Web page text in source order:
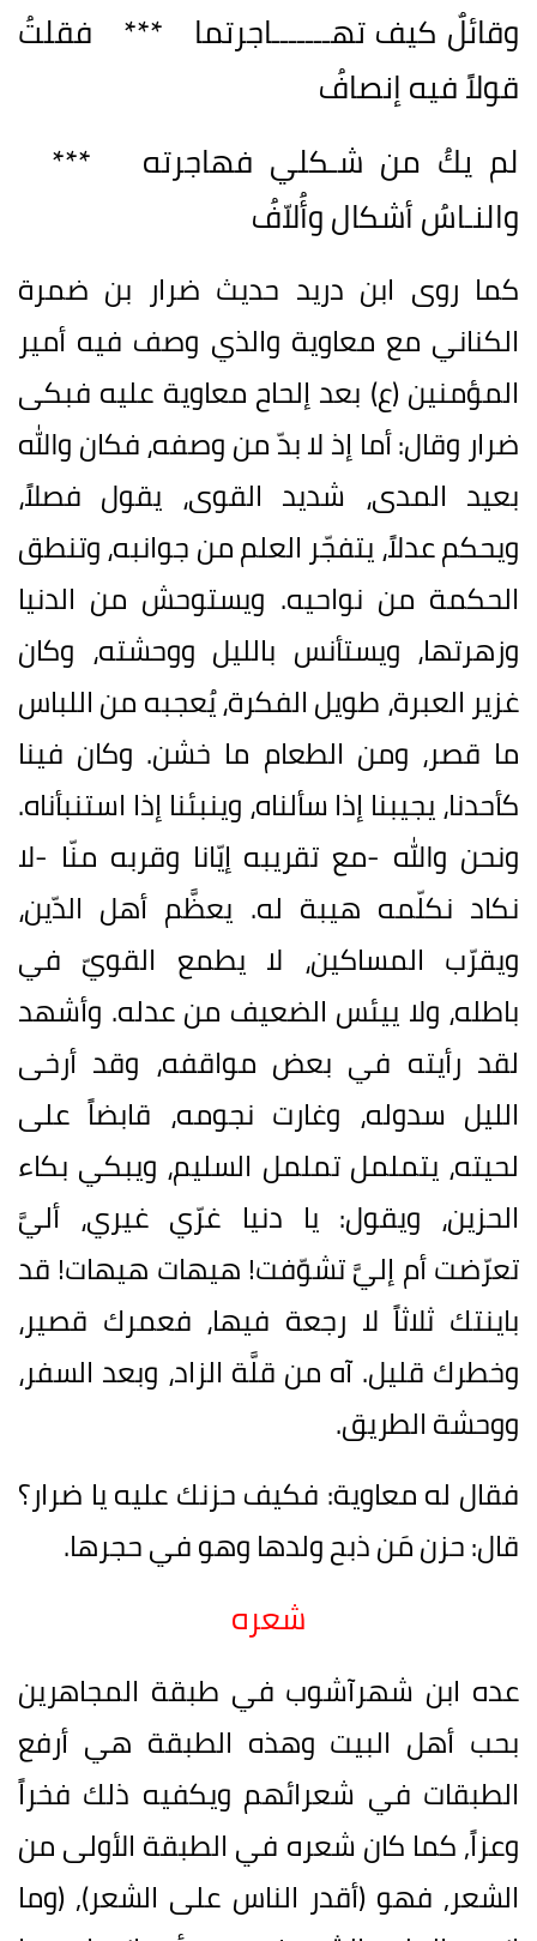
وقائلٌ كيف تهـــــــاجرتما *** فقلتُ
قولاً فيه إنصافُ
لم يكُ من شـكلي فهاجرته ***
والنـاسُ أشكال وأُلاّفُ
كما روى ابن دريد حديث ضرار بن ضمرة
الكناني مع معاوية والذي وصف فيه أمير
المؤمنين (ع) بعد إلحاح معاوية عليه فبكى
ضرار وقال: أما إذ لا بدّ من وصفه، فكان والله
بعيد المدى، شديد القوى، يقول فصلاً،
ويحكم عدلاً، يتفجّر العلم من جوانبه، وتنطق
الحكمة من نواحيه. ويستوحش من الدنيا
وزهرتها، ويستأنس بالليل ووحشته، وكان
غزير العبرة، طويل الفكرة، يُعجبه من اللباس
ما قصر، ومن الطعام ما خشن. وكان فينا
كأحدنا، يجيبنا إذا سألناه، وينبئنا إذا استنبأناه.
ونحن والله -مع تقريبه إيّانا وقربه منّا -لا
نكاد نكلّمه هيبة له. يعظَّم أهل الدّين،
ويقرّب المساكين، لا يطمع القويّ في
باطله، ولا ييئس الضعيف من عدله. وأشهد
لقد رأيته في بعض مواقفه، وقد أرخى
الليل سدوله، وغارت نجومه، قابضاً على
لحيته، يتململ تململ السليم، ويبكي بكاء
الحزين، ويقول: يا دنيا غرّي غيري، أليَّ
تعرّضت أم إليَّ تشوّفت! هيهات هيهات! قد
باينتك ثلاثاً لا رجعة فيها، فعمرك قصير،
وخطرك قليل. آه من قلَّة الزاد، وبعد السفر،
ووحشة الطريق.
فقال له معاوية: فكيف حزنك عليه يا ضرار؟
قال: حزن مَن ذبح ولدها وهو في حجرها.
شعره
عده ابن شهرآشوب في طبقة المجاهرين
بحب أهل البيت وهذه الطبقة هي أرفع
الطبقات في شعرائهم ويكفيه ذلك فخراً
وعزاً, كما كان شعره في الطبقة الأولى من
الشعر, فهو (أقدر الناس على الشعر), (وما